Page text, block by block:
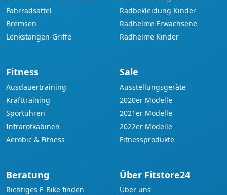
Fahrradsättel
Bremsen
Lenkstangen-Griffe
Radbekleidung Kinder
Radhelme Erwachsene
Radhelme Kinder
Fitness
Ausdauertraining
Krafttraining
Sportuhren
Infrarotkabinen
Aerobic & Fitness
Sale
Ausstellungsgeräte
2020er Modelle
2021er Modelle
2022er Modelle
Fitnessprodukte
Beratung
Richtiges E-Bike finden
Über Fitstore24
Über uns